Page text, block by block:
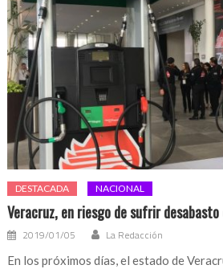
DESTACADA NACIONAL
Veracruz, en riesgo de sufrir
2019/01/05 La Redacción
En los próximos días, el estado de